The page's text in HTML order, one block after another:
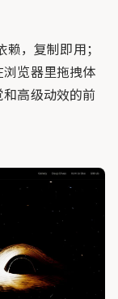
，复制即用；
览器里拖拽体
高级动效的前